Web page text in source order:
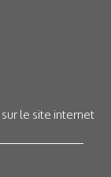
le site internet